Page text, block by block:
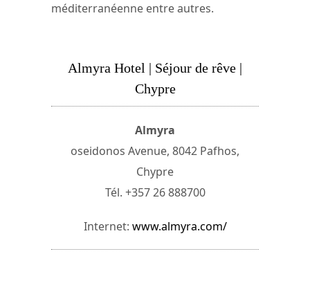
méditerranéenne entre autres.
Almyra Hotel | Séjour de rêve |
Chypre
Almyra
oseidonos Avenue, 8042 Pafhos,
Chypre
Tél. +357 26 888700
Internet: www.almyra.com/